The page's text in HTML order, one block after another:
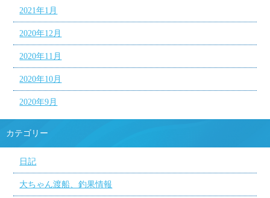
2021年1月
2020年12月
2020年11月
2020年10月
2020年9月
カテゴリー
日記
大ちゃん渡船、釣果情報